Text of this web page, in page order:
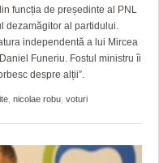
funcția de președinte al PNL
dezamăgitor al partidului.
independentă a lui Mircea
Funeriu. Fostul ministru îi
despre alții”.
nicolae robu voturi